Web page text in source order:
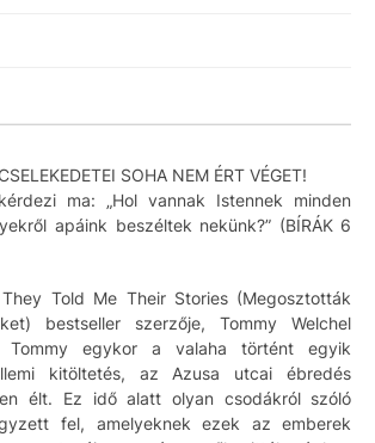
SOHA NEM ÉRT VÉGET!
ma: „Hol vannak Istennek minden
apáink beszéltek nekünk?” (BÍRÁK 6
Told Me Their Stories (Megosztották
bestseller szerzője, Tommy Welchel
Tommy egykor a valaha történt egyik
kitöltetés, az Azusa utcai ébredés
élt. Ez idő alatt olyan csodákról szóló
fel, amelyeknek ezek az emberek